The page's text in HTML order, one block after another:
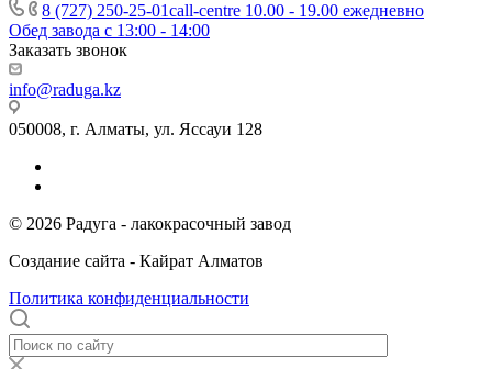
8 (727) 250-25-01call-centre 10.00 - 19.00 ежедневно
Обед завода с 13:00 - 14:00
Заказать звонок
info@raduga.kz
050008, г. Алматы, ул. Яссауи 128
© 2026 Радуга - лакокрасочный завод
Создание сайта - Кайрат Алматов
Политика конфиденциальности